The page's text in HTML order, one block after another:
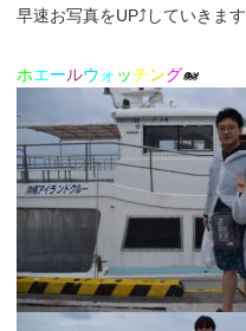
早速お写真をUP⤴していきます
ホエールウ ォ ッチング🐋